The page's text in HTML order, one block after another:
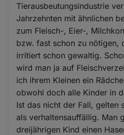
Tierausbeutungsindustrie
Jahrzehnten mit ähnlichen
zum Fleisch-, Eier-,
bzw. fast schon zu nötigen,
irritiert schon gewaltig.
wird man ja auf
ich ihrem Kleinen ein
obwohl doch alle Kinder in
Ist das nicht der Fall, gelten
als verhaltensauffällig. Man
dreijährigen Kind einen